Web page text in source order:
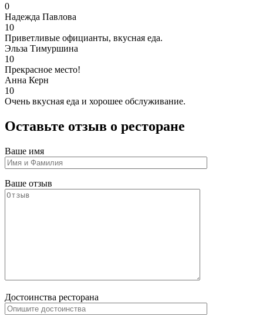
0
Надежда Павлова
10
Приветливые официанты, вкусная еда.
Эльза Тимуршина
10
Прекрасное место!
Анна Керн
10
Очень вкусная еда и хорошее обслуживание.
Оставьте отзыв о ресторане
Ваше имя
Ваше отзыв
Достоинства ресторана